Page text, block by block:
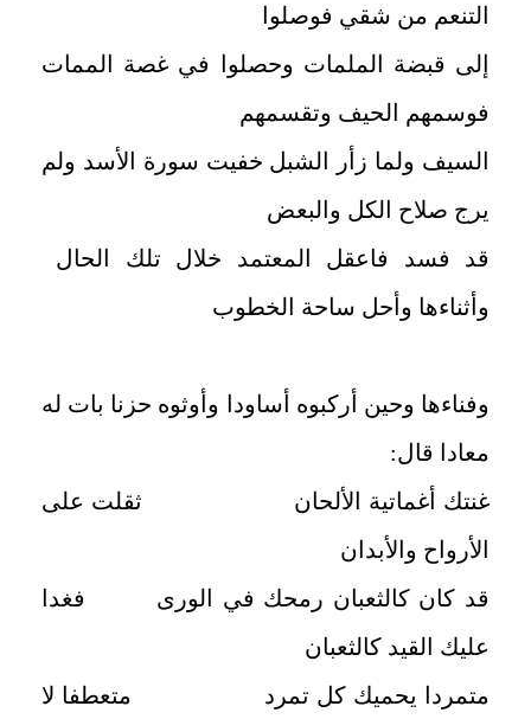
التنعم من شقي فوصلوا
إلى قبضة الملمات وحصلوا في غصة الممات
فوسمهم الحيف وتقسمهم
السيف ولما زأر الشبل خفيت سورة الأسد ولم
يرج صلاح الكل والبعض
قد فسد فاعقل المعتمد خلال تلك الحال
وأثناءها وأحل ساحة الخطوب
وفناءها وحين أركبوه أساودا وأوثوه حزنا بات له
معادا قال:
غنتك أغماتية الألحان ثقلت على
الأرواح والأبدان
قد كان كالثعبان رمحك في الورى فغدا
عليك القيد كالثعبان
متمردا يحميك كل تمرد متعطفا لا